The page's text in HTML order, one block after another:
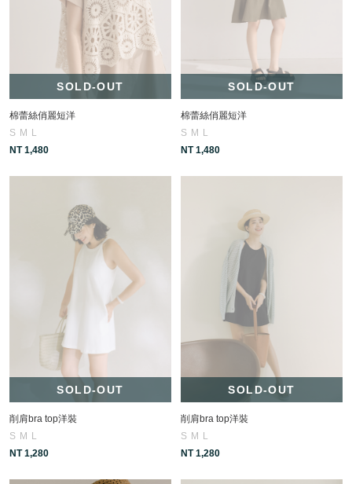
SOLD-OUT
棉蕾絲俏麗短洋
S M
L
NT 1,480
SOLD-OUT
棉蕾絲俏麗短洋
S M
L
NT 1,480
SOLD-OUT
削肩bra top洋裝
S M
L
NT 1,280
SOLD-OUT
削肩bra top洋裝
S M
L
NT 1,280